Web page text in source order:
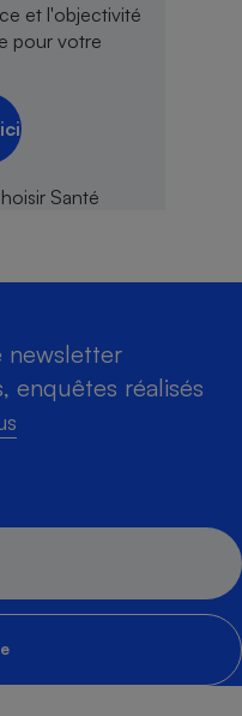
et l'objectivité
pour votre
newsletter
enquêtes réalisés